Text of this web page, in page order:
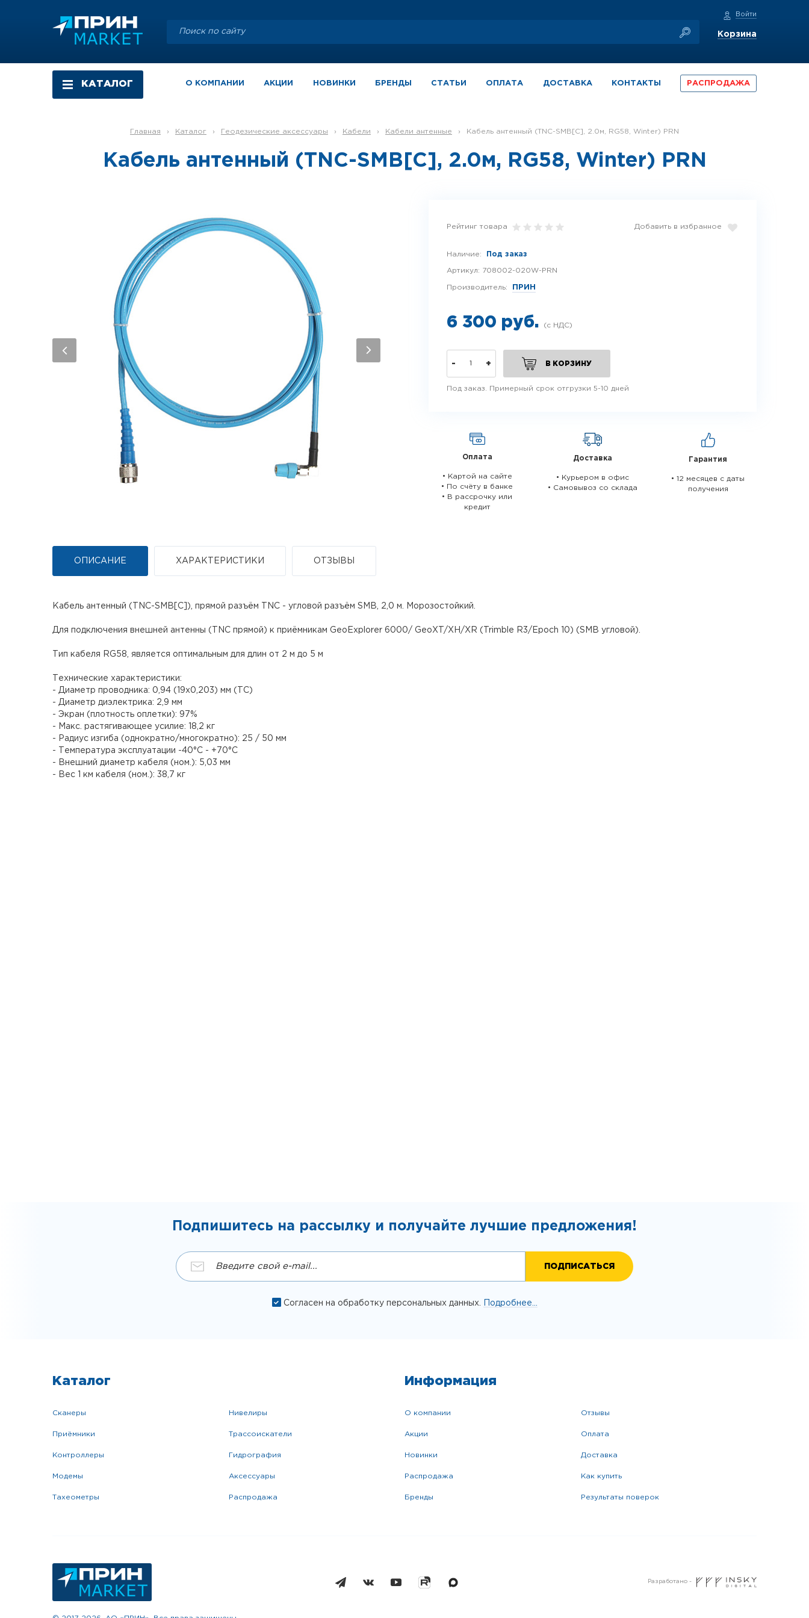
Корзина
Войти
КАТАЛОГ О КОМПАНИИ АКЦИИ НОВИНКИ БРЕНДЫ СТАТЬИ ОПЛАТА ДОСТАВКА КОНТАКТЫ РАСПРОДАЖА
Главная › Каталог › Геодезические аксессуары › Кабели › Кабели антенные › Кабель антенный (TNC-SMB[C], 2.0м, RG58, Winter) PRN
Кабель антенный (TNC-SMB[C], 2.0м, RG58, Winter) PRN
Рейтинг товара Добавить в избранное
Наличие: Под заказ
Артикул: 708002-020W-PRN
Производитель: ПРИН
6 300 руб.
- + В КОРЗИНУ
Под заказ. Примерный срок отгрузки 5-10 дней
Оплата
• Картой на сайте
• По счёту в банке
• В рассрочку или
кредит
Доставка
• Курьером в офис
• Самовывоз со склада
Гарантия
• 12 месяцев c даты
получения
ОПИСАНИЕ ХАРАКТЕРИСТИКИ ОТЗЫВЫ
Кабель антенный (TNC-SMB[C]), прямой разъём TNC - угловой разъём SMB, 2,0 м. Морозостойкий.
Для подключения внешней антенны (TNC прямой) к приёмникам GeoExplorer 6000/ GeoXT/XH/XR (Trimble R3/Epoch 10) (SMB угловой).
Тип кабеля RG58, является оптимальным для длин от 2 м до 5 м
Технические характеристики:
- Диаметр проводника: 0,94 (19х0,203) мм (ТC)
- Диаметр диэлектрика: 2,9 мм
- Экран (плотность оплетки): 97%
- Макс. растягивающее усилие: 18,2 кг
- Радиус изгиба (однократно/многократно): 25 / 50 мм
- Температура эксплуатации -40°С - +70°С
- Внешний диаметр кабеля (ном.): 5,03 мм
- Вес 1 км кабеля (ном.): 38,7 кг
Подпишитесь на рассылку и получайте лучшие предложения!
Согласен на обработку персональных данных. Подробнее...
Каталог
сканеры
приёмники
контроллеры
модемы
тахеометры
нивелиры
трассоискатели
гидрография
аксессуары
распродажа
Информация
о компании
акции
новинки
распродажа
бренды
отзывы
оплата
доставка
как купить
результаты поверок
Разработано -